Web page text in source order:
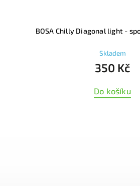
BOSA Chilly Diagonal light -
Skladem
350 Kč
Do košíku